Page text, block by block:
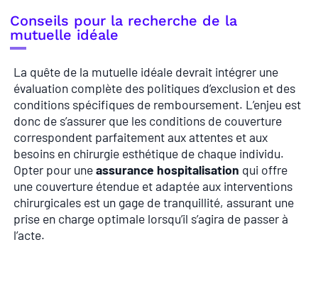
Conseils pour la recherche de la
mutuelle idéale
La quête de la mutuelle idéale devrait intégrer une
évaluation complète des politiques d’exclusion et des
conditions spécifiques de remboursement. L’enjeu est
donc de s’assurer que les conditions de couverture
correspondent parfaitement aux attentes et aux
besoins en chirurgie esthétique de chaque individu.
Opter pour uneassurance hospitalisation qui offre
une couverture étendue et adaptée aux interventions
chirurgicales est un gage de tranquillité, assurant une
prise en charge optimale lorsqu’il s’agira de passer à
l’acte.